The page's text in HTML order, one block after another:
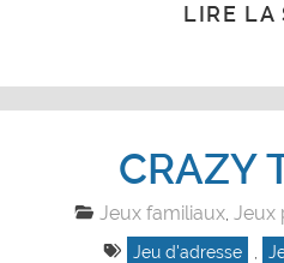
LIRE LA
CRAZY
Jeux familiaux, Jeux
Jeu d'adresse